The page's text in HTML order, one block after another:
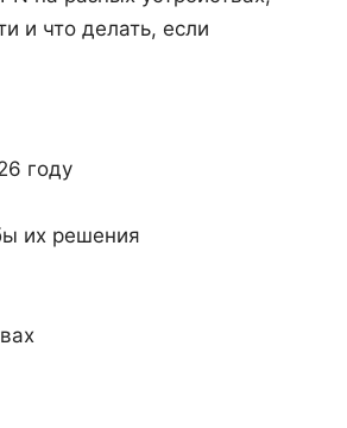
и что делать, если
году
их решения